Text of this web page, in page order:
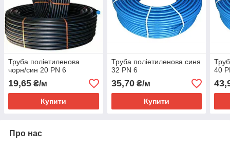
Труба поліетиленова
чорн/син 20 PN 6
19,65 ₴/м
Купити
Труба поліетиленова синя
32 PN 6
35,70₴/м
Купити
40
Про нас